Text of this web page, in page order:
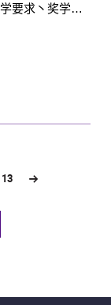
要求丶奖学金
13